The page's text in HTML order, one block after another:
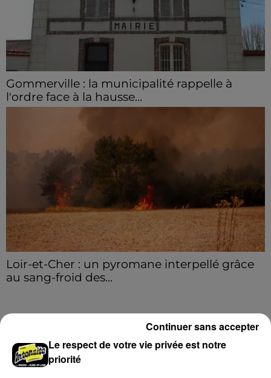
Gommerville : la municipalité rappelle à
l'ordre face à la hausse...
Incrustation de déchets, déjections sur les sites
hausse des incivilités, la mairie de Gommerville
hausse...
Loir-et-Cher : un pyromane interpellé grâce
au sang-froid des...
secteur de Fontaine-les-Côteaux, Montoire et Lunay.
A LA UNE Voir plus
Le respect de votre vie privée est notre
priorité
Continuer sans accepter